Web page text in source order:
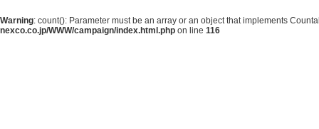
Warning: count(): Parameter must be an array or an object that implements
nexco.co.jp/WWW/campaign/index.html.php on line 116